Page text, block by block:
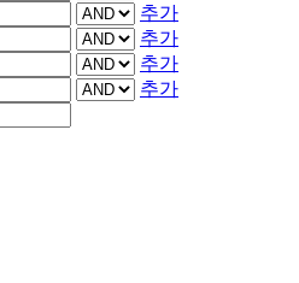
추가
추가
추가
추가